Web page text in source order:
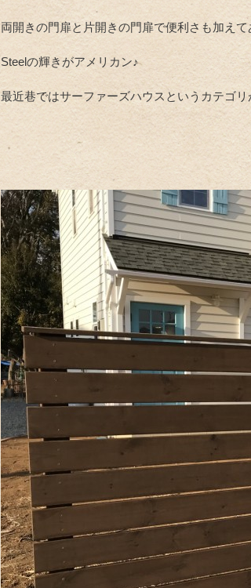
両開きの門扉と片開きの門扉で便利さも加えて
Steelの輝きがアメリカン♪
最近巷ではサーファーズハウスというカテゴリ